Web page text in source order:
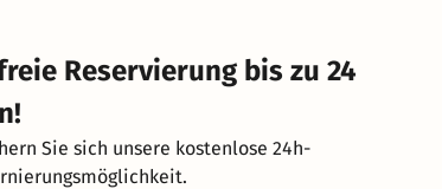
Reservierung bis zu 24
Sie sich unsere kostenlose 24h-